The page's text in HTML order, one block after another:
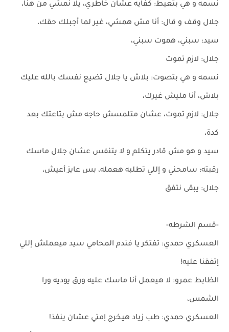
نسمه و هي بتعيط: كفايه عشان خاطري، يلا نمشي من هنا،
جلال وقف و قال: أنا مش همشي، غير لما أجبلك حقك،
سيد: سبني، هموت سبني،
جلال: لازم تموت
نسمه و هي بتصوت: بلاش يا جلال تضيع نفسك بالله عليك
بلاش، أنا مليش غيرك،
جلال: لازم تموت، عشان متلمسش حاجه مش بتاعتك بعد
كدة،
سيد و هو مش قادر يتكلم و لا يتنفس عشان جلال ماسك
رقبته: سامحني و إللي تطلبه هعمله، بس عايز أعيش،
جلال: يبقى نتفق
-قسم الشرطه-
العسكري حمدي: تفتكر يا فندم المحامي سيد ميعملش إللي
إتفقنا عليه!
الظابط عمرو: لا هيعمل أنا ماسك عليه ورق يوديه ورا
الشمس،
العسكري حمدي: طب زياد هيخرج إمتي عشان ينفذ!